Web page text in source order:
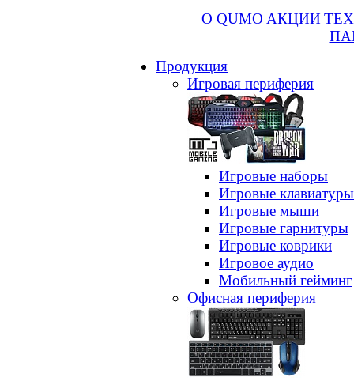
О QUMO АКЦИИ
Продукция
Игровая периферия
Игровые наборы
Игровые клавиатуры
Игровые мыши
Игровые гарнитуры
Игровые коврики
Игровое аудио
Мобильный гейминг
Офисная периферия